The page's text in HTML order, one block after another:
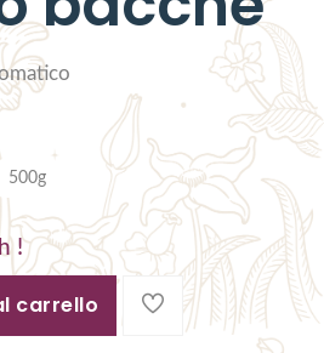
500g
!
carrello